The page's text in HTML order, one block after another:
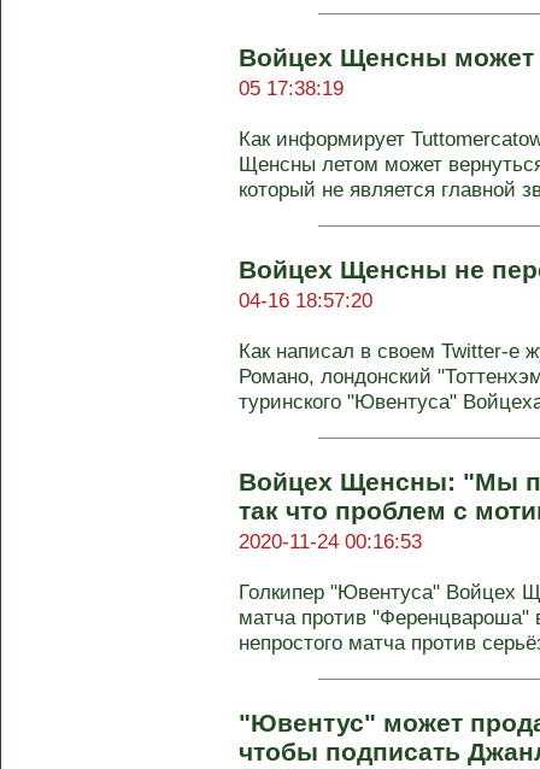
Войцех Щенсны
05 17:38:19
Как информирует
Щенсны летом может
который не является главной
Войцех Щенсны не
04-16 18:57:20
Как написал в своем Twitter-e
Романо, лондонский
туринского "Ювентуса"
Войцех Щенсны: "Мы
так что проблем с
2020-11-24 00:16:53
Голкипер "Ювентуса" Войцех
матча против
непростого матча против
"Ювентус" может
чтобы подписать